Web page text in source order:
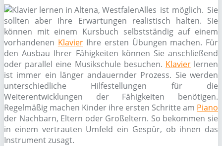
Alles ist möglich. Sie
sollten aber Ihre Erwartungen realistisch halten. Sie
können mit einem Kursbuch selbstständig auf einem
vorhandenen KlavierIhre ersten Übungen machen. Für
den Ausbau Ihrer Fähigkeiten können Sie anschließend
oder parallel eine Musikschule besuchen. Klavierlernen
ist immer ein länger andauernder Prozess. Sie werden
unterschiedliche Hilfestellungen für die
Weiterentwicklungen der Fähigkeiten benötigen.
Regelmäßig machen Kinder ihre ersten Schritte am Piano
der Nachbarn, Eltern oder Großeltern. So bekommen sie
in einem vertrauten Umfeld ein Gespür, ob ihnen das
Instrument zusagt.